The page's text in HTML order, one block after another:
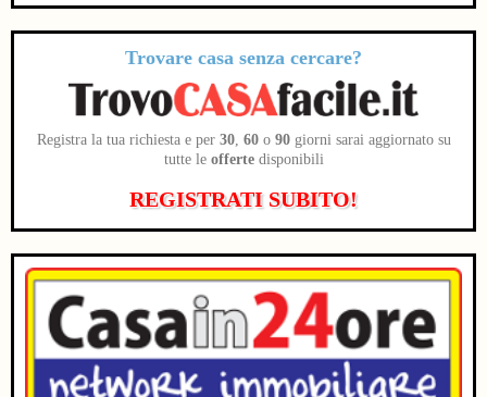
Trovare casa senza cercare?
Registra la tua richiesta e per 30, 60o 90giorni sarai aggiornato su
tutte le offertedisponibili
REGISTRATI SUBITO!